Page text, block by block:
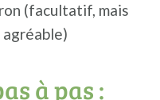
(facultatif, mais
à pas :